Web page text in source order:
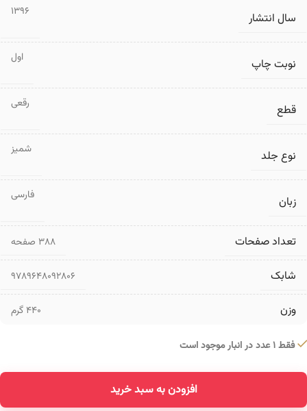
سال انتشار 1396
نوبت چاپ اول
قطع رقعی
نوع جلد شمیز
زبان فارسی
تعداد صفحات ۳۸۸ صفحه
شابک 9789648092806
وزن 440 گرم
فقط 1 عدد در انبار موجود است
افزودن به سبد خرید